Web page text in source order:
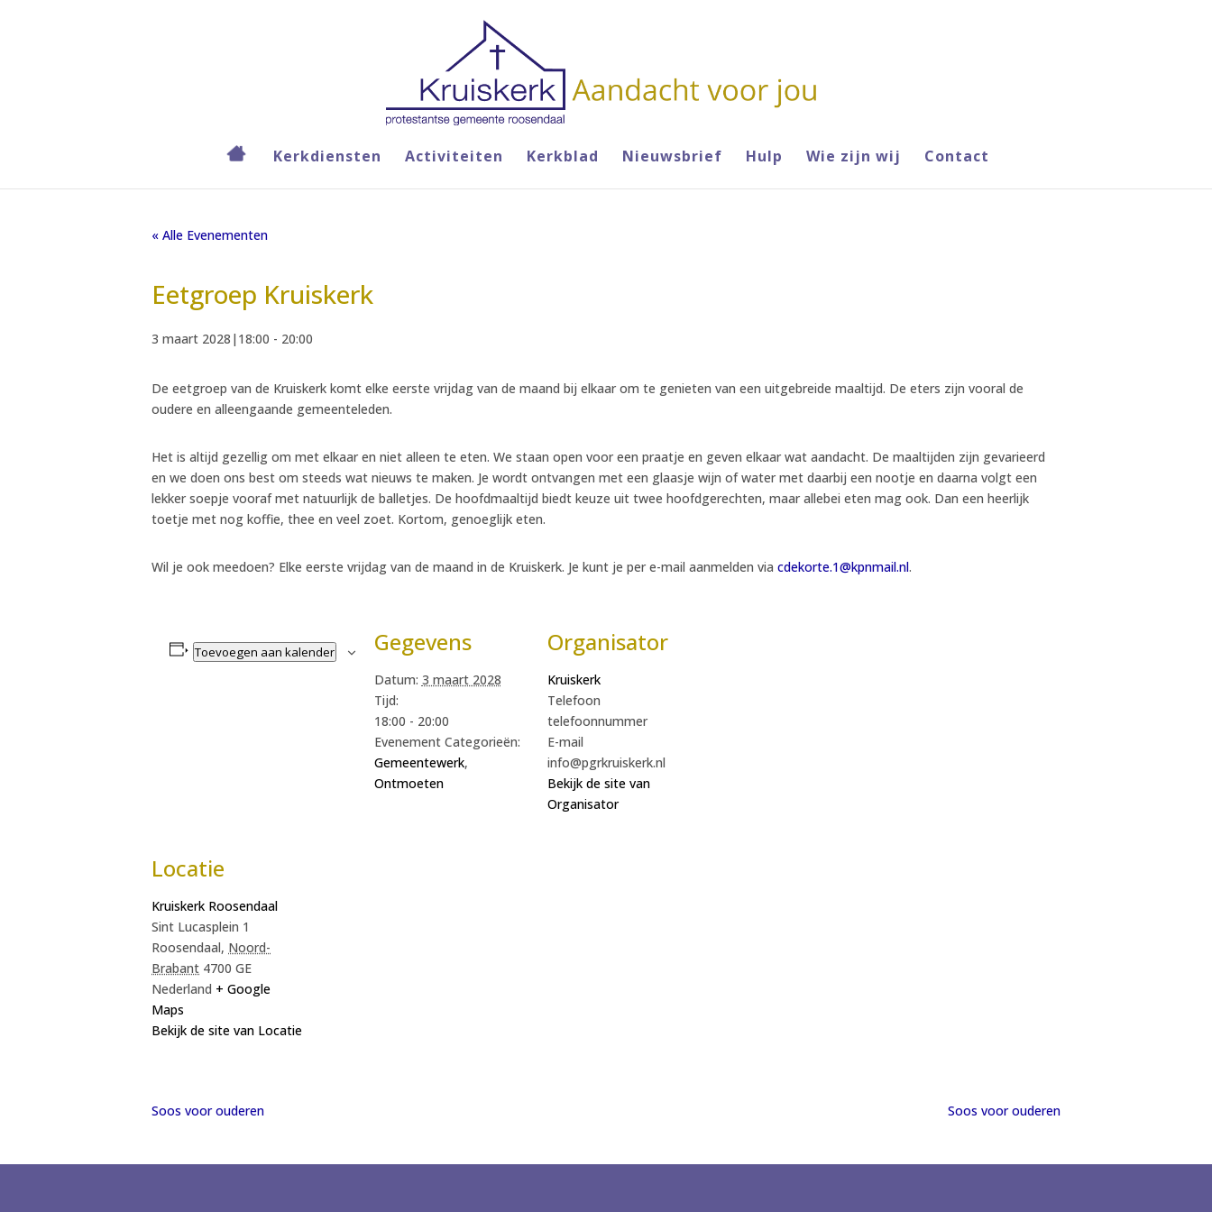
Kerkdiensten Activiteiten Kerkblad Nieuwsbrief Hulp Wie zijn wij Contact
« Alle Evenementen
Eetgroep Kruiskerk
3 maart 2028|18:00 - 20:00
De eetgroep van de Kruiskerk komt elke eerste vrijdag van de maand bij elkaar om te genieten van een uitgebreide maaltijd. De eters zijn vooral de
oudere en alleengaande gemeenteleden.
Het is altijd gezellig om met elkaar en niet alleen te eten. We staan open voor een praatje en geven elkaar wat aandacht. De maaltijden zijn gevarieerd
en we doen ons best om steeds wat nieuws te maken. Je wordt ontvangen met een glaasje wijn of water met daarbij een nootje en daarna volgt een
lekker soepje vooraf met natuurlijk de balletjes. De hoofdmaaltijd biedt keuze uit twee hoofdgerechten, maar allebei eten mag ook. Dan een heerlijk
toetje met nog koffie, thee en veel zoet. Kortom, genoeglijk eten.
Wil je ook meedoen? Elke eerste vrijdag van de maand in de Kruiskerk. Je kunt je per e-mail aanmelden via cdekorte.1@kpnmail.nl.
Toevoegen aan kalender Gegevens
Datum: 3 maart 2028
Tijd:
18:00 - 20:00
Evenement Categorieën:
Gemeentewerk,
Ontmoeten
Organisator
Kruiskerk
Telefoon
telefoonnummer
E-mail
info@pgrkruiskerk.nl
Bekijk de site van
Organisator
Locatie
Kruiskerk Roosendaal
Sint Lucasplein 1
Roosendaal, Noord-
Brabant 4700 GE
Nederland + Google
Maps
Bekijk de site van Locatie
Soos voor ouderen Soos voor ouderen